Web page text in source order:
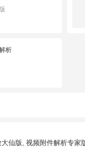
析
仙版, 视频附件解析专